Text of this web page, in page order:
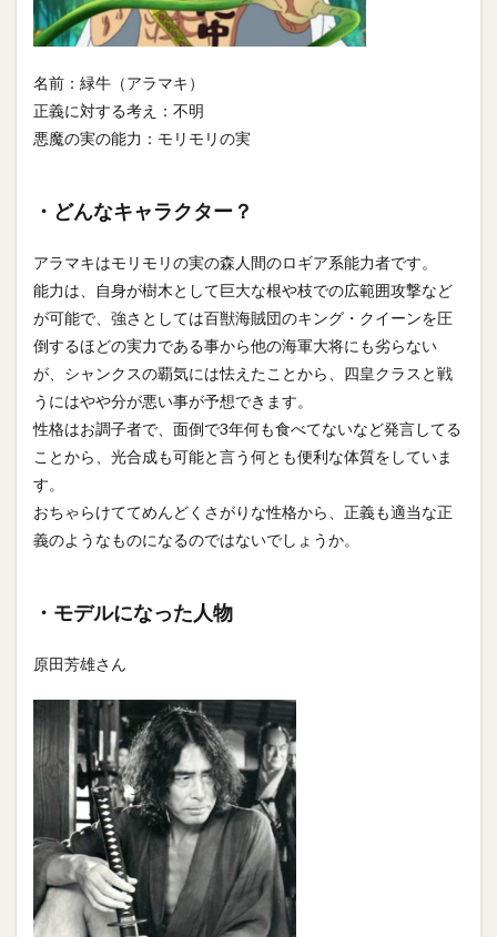
名前：緑牛（アラマキ）
正義に対する考え：不明
悪魔の実の能力：モリモリの実
・どんなキャラクター？
アラマキはモリモリの実の森人間のロギア系能力者です。
能力は、自身が樹木として巨大な根や枝での広範囲攻撃など
が可能で、強さとしては百獣海賊団のキング・クイーンを圧
倒するほどの実力である事から他の海軍大将にも劣らない
が、シャンクスの覇気には怯えたことから、四皇クラスと戦
うにはやや分が悪い事が予想できます。
性格はお調子者で、面倒で3年何も食べてないなど発言してる
ことから、光合成も可能と言う何とも便利な体質をしていま
す。
おちゃらけててめんどくさがりな性格から、正義も適当な正
義のようなものになるのではないでしょうか。
・モデルになった人物
原田芳雄さん